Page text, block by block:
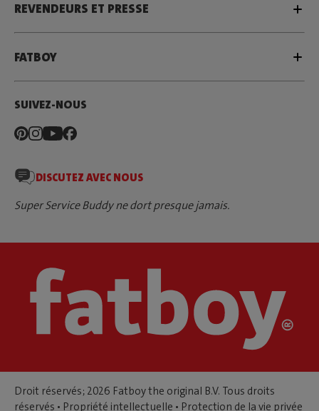
REVENDEURS ET PRESSE
FATBOY
SUIVEZ-NOUS
DISCUTEZ AVEC NOUS
Super Service Buddy ne dort presque jamais.
Droit réservés; 2026 Fatboy the original B.V. Tous droits
réservés • Propriété intellectuelle • Protection de la vie privée